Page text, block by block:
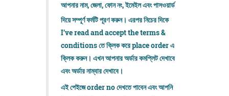
আপনার নাম, জেলা, ফোন নং, ইমেইল এবং পাসওয়ার্ড
দিয়ে সম্পূর্ণ ফর্মটি পূরণ করুন। এরপর নিচের দিকে
I’ve read and accept the terms &
conditions তে ক্লিক করে place order এ
ক্লিক করুন। এখন আপনার অর্ডার কমপ্লিট দেখাবে
এবং অর্ডার নাম্বার দেখাবে।
এই পেইজে order no দেখতে পাবেন এবং আপনি